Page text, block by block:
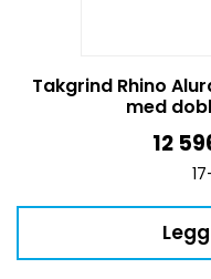
Takgrind Rhino
med
12